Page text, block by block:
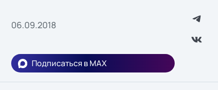
06.09.2018
Подписаться в MAX